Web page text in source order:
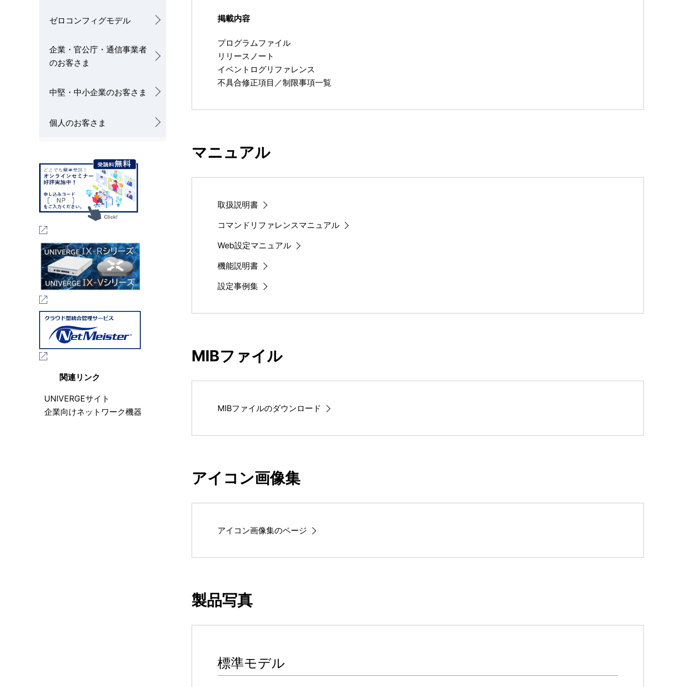
ゼロコンフィグモデル
企業・官公庁・通信事業者
のお客さま
中堅・中小企業のお客さま
個人のお客さま
関連リンク
UNIVERGEサイト
企業向けネットワーク機器
掲載内容
プログラムファイル
リリースノート
イベントログリファレンス
不具合修正項目／制限事項一覧
マニュアル
取扱説明書
コマンドリファレンスマニュアル
Web設定マニュアル
機能説明書
設定事例集
MIBファイル
MIBファイルのダウンロード
アイコン画像集
アイコン画像集のページ
製品写真
標準モデル